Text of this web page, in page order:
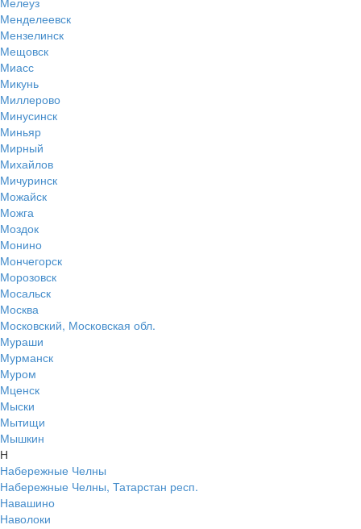
Менделеевск
Мензелинск
Мещовск
Миасс
Микунь
Миллерово
Минусинск
Миньяр
Мирный
Михайлов
Мичуринск
Можайск
Можга
Моздок
Монино
Мончегорск
Морозовск
Мосальск
Москва
Московский, Московская обл.
Мураши
Мурманск
Муром
Мценск
Мыски
Мытищи
Мышкин
Н
Набережные Челны
Набережные Челны, Татарстан респ.
Навашино
Наволоки